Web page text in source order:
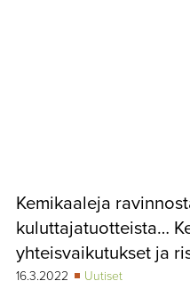
Kemikaaleja
kuluttajatuotteista…
yhteisvaikutukset ja
16.3.2022
Uutiset